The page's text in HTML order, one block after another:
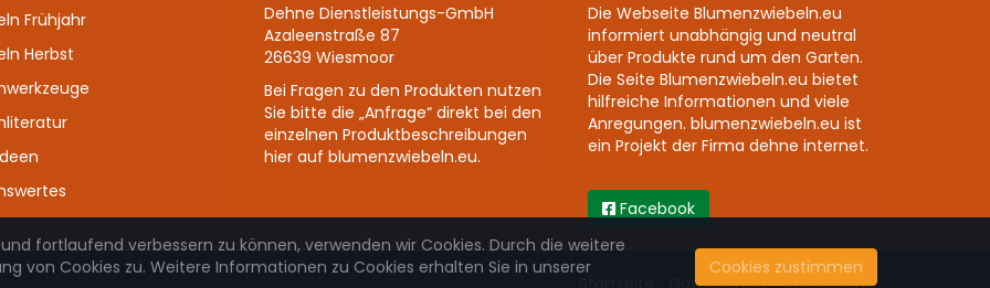
Frühjahr
Herbst
Dehne Dienstleistungs-GmbH
Azaleenstraße 87
26639 Wiesmoor
Bei Fragen zu den Produkten nutzen
Sie bitte die „Anfrage“ direkt bei den
einzelnen Produktbeschreibungen
hier auf blumenzwiebeln.eu.
Die Webseite Blumenzwiebeln.eu
informiert unabhängig und neutral
über Produkte rund um den Garten.
Die Seite Blumenzwiebeln.eu bietet
hilfreiche Informationen und viele
Anregungen. blumenzwiebeln.eu ist
ein Projekt der Firma dehne internet.
Facebook
Datenschutz Impressum
fortlaufend verbessern zu können, verwenden wir Cookies. Durch die weitere
von Cookies zu. Weitere Informationen zu Cookies erhalten Sie in unserer
Cookies zustimmen